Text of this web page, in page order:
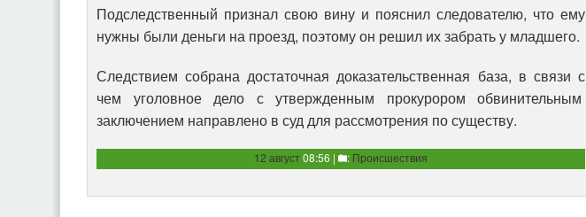
Подследственный признал свою вину и пояснил следователю, что ему
нужны были деньги на проезд, поэтому он решил их забрать у младшего.
Следствием собрана достаточная доказательственная база, в связи с
чем уголовное дело с утвержденным прокурором обвинительным
заключением направлено в суд для рассмотрения по существу.
12 август08:56 | : Происшествия